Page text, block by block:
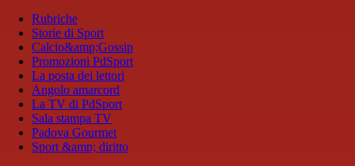
Rubriche
Storie di Sport
Calcio&amp;Gossip
Promozioni PdSport
La posta dei lettori
Angolo amarcord
La TV di PdSport
Sala stampa TV
Padova Gourmet
Sport &amp; diritto